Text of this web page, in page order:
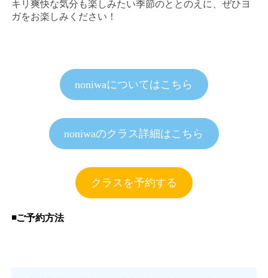
キリ爽快な気分も楽しみたい季節のととのえに、ぜひヨ
ガをお楽しみください！
noniwaについてはこちら
noniwaのクラス詳細はこちら
クラスを予約する
◾️ご予約方法